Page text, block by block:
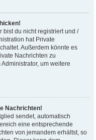
bist du nicht registriert und /
hat Private
Außerdem könnte es
Nachrichten zu
um weitere
Nachrichten!
sendet, automatisch
eine entsprechende
von jemandem erhältst, so